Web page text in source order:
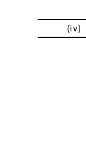
(iv)